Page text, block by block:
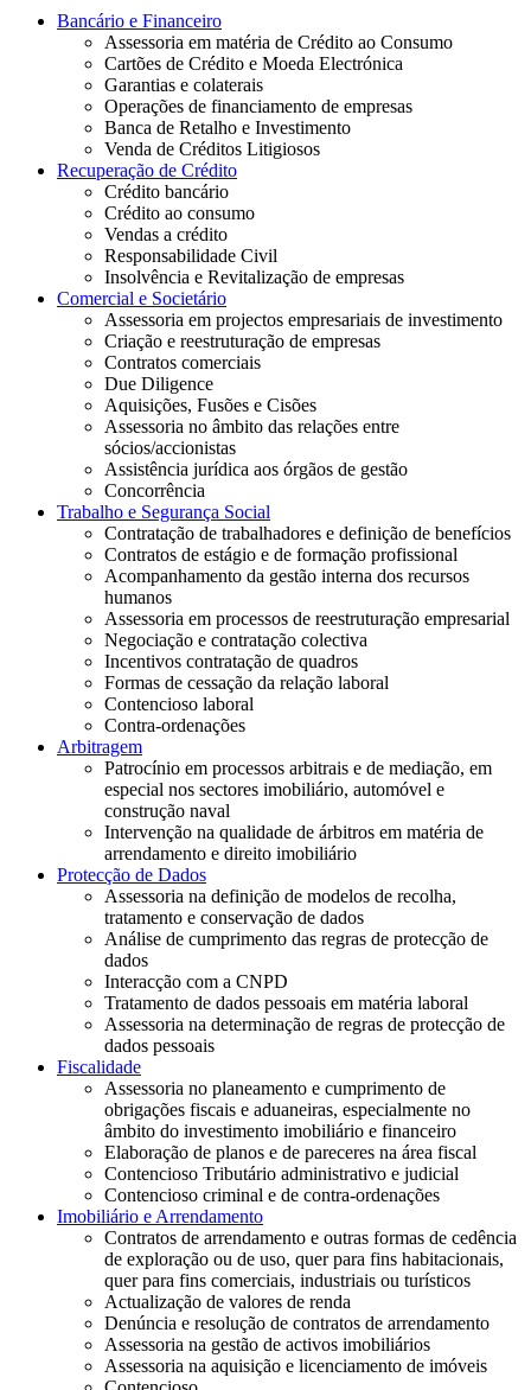
Bancário e Financeiro
Assessoria em matéria de Crédito ao Consumo
Cartões de Crédito e Moeda Electrónica
Garantias e colaterais
Operações de financiamento de empresas
Banca de Retalho e Investimento
Venda de Créditos Litigiosos
Recuperação de Crédito
Crédito bancário
Crédito ao consumo
Vendas a crédito
Responsabilidade Civil
Insolvência e Revitalização de empresas
Comercial e Societário
Assessoria em projectos empresariais de investimento
Criação e reestruturação de empresas
Contratos comerciais
Due Diligence
Aquisições, Fusões e Cisões
Assessoria no âmbito das relações entre
sócios/accionistas
Assistência jurídica aos órgãos de gestão
Concorrência
Trabalho e Segurança Social
Contratação de trabalhadores e definição de benefícios
Contratos de estágio e de formação profissional
Acompanhamento da gestão interna dos recursos
humanos
Assessoria em processos de reestruturação empresarial
Negociação e contratação colectiva
Incentivos contratação de quadros
Formas de cessação da relação laboral
Contencioso laboral
Contra-ordenações
Arbitragem
Patrocínio em processos arbitrais e de mediação, em
especial nos sectores imobiliário, automóvel e
construção naval
Intervenção na qualidade de árbitros em matéria de
arrendamento e direito imobiliário
Protecção de Dados
Assessoria na definição de modelos de recolha,
tratamento e conservação de dados
Análise de cumprimento das regras de protecção de
dados
Interacção com a CNPD
Tratamento de dados pessoais em matéria laboral
Assessoria na determinação de regras de protecção de
dados pessoais
Fiscalidade
Assessoria no planeamento e cumprimento de
obrigações fiscais e aduaneiras, especialmente no
âmbito do investimento imobiliário e financeiro
Elaboração de planos e de pareceres na área fiscal
Contencioso Tributário administrativo e judicial
Contencioso criminal e de contra-ordenações
Imobiliário e Arrendamento
Contratos de arrendamento e outras formas de cedência
de exploração ou de uso, quer para fins habitacionais,
quer para fins comerciais, industriais ou turísticos
Actualização de valores de renda
Denúncia e resolução de contratos de arrendamento
Assessoria na gestão de activos imobiliários
Assessoria na aquisição e licenciamento de imóveis